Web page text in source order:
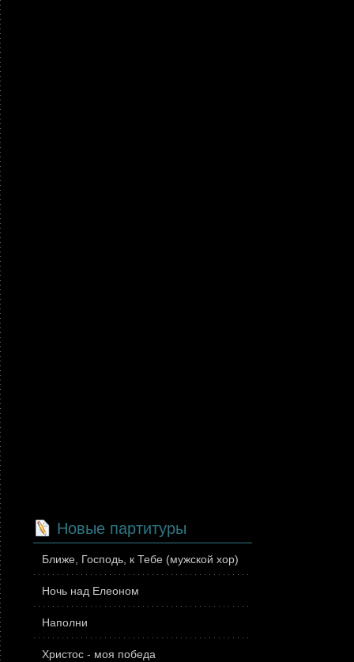
Новые партитуры
Ближе, Господь, к Тебе (мужской хор)
Ночь над Елеоном
Наполни
Христос - моя победа